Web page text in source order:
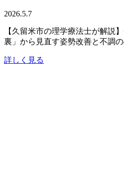
2026.5.7
【久留米市の理学療法士が解説
裏」から見直す姿勢改善と不調
詳しく見る